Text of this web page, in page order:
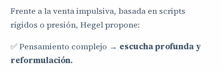
Frente a la venta impulsiva, basada en scripts
rígidos o presión, Hegel propone:
✅ Pensamiento complejo → escucha profunda y
reformulación.